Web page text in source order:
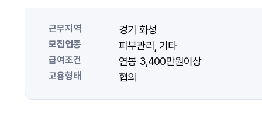
근무지역 경기 화성
모집업종 피부관리 기타
급여조건 연봉 3,400만원이상
고용형태 협의